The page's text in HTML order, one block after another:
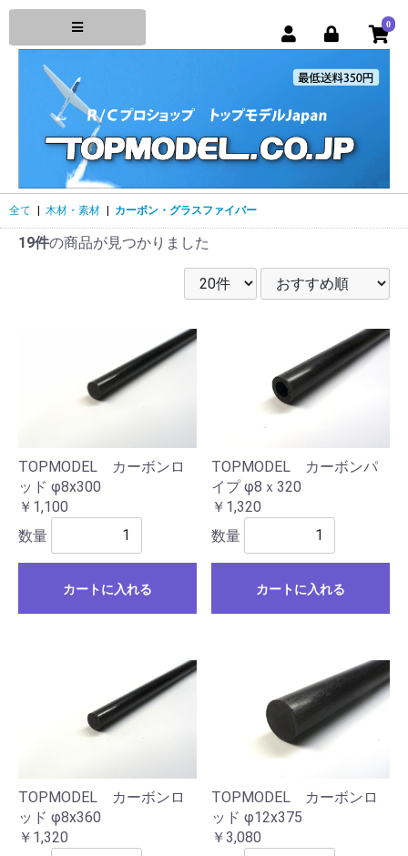
0
全て 木材・素材 カーボン・グラスファイバー
19件の商品が見つかりました
TOPMODEL カーボンロ
ッド φ8x300
￥1,100
数量
カートに入れる
TOPMODEL カーボンパ
イプ φ8ｘ320
￥1,320
数量
カートに入れる
TOPMODEL カーボンロ
ッド φ8x360
￥1,320
TOPMODEL カーボンロ
ッド φ12x375
￥3,080